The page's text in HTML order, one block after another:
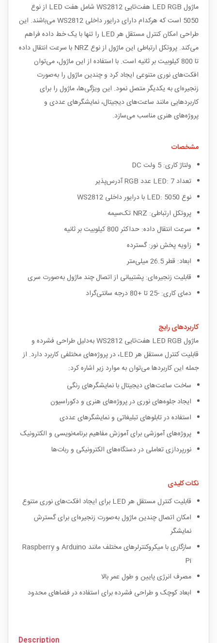
ماژول LED RGB هفت‌تایی WS2812 شامل هفت LED از نوع
5050 است که هرکدام دارای درایور داخلی WS2812 می‌باشند. این
طراحی امکان کنترل مستقل هر LED را تنها با یک خط داده فراهم
می‌کند. پروتکل ارتباطی این ماژول از نوع NRZ با سرعت انتقال داده
تا 800 کیلوبیت بر ثانیه است. با استفاده از این ماژول، می‌توان
افکت‌های نوری متنوعی ایجاد کرد و چندین ماژول را به‌صورت
زنجیره‌ای به یکدیگر متصل نمود. این ویژگی‌ها، ماژول را برای
کاربردهایی مانند ساعت‌های دیجیتال، نمایشگرهای عددی و
پروژه‌های هنری مناسب می‌سازد.
مشخصات
ولتاژ کاری: 5 ولت DC
تعداد LED: 7 عدد RGB آدرس‌پذیر
نوع LED: 5050 با درایور داخلی WS2812
پروتکل ارتباطی: NRZ تک‌سیمه
سرعت انتقال داده: حداکثر 800 کیلوبیت بر ثانیه
زاویه پخش نور: گسترده
ابعاد: قطر 26.5 میلی‌متر
قابلیت زنجیره‌ای: پشتیبانی از اتصال چند ماژول به‌صورت سری
دمای کاری: -25 تا +80 درجه سانتی‌گراد
کاربردهای رایج
ماژول LED RGB هفت‌تایی WS2812 به‌دلیل طراحی فشرده و
قابلیت کنترل مستقل هر LED، در پروژه‌های مختلفی کاربرد دارد. از
جمله این کاربردها می‌توان به موارد زیر اشاره کرد:
ساخت ساعت‌های دیجیتال با نمایشگرهای رنگی
ایجاد جلوه‌های نوری در پروژه‌های هنری و دکوراسیون
استفاده در تابلوهای تبلیغاتی و نمایشگرهای عددی
پروژه‌های آموزشی برای آموزش مفاهیم برنامه‌نویسی و الکترونیک
نورپردازی تعاملی در دستگاه‌های الکترونیکی و ربات‌ها
نکات کلیدی
قابلیت کنترل مستقل هر LED برای ایجاد افکت‌های نوری متنوع
امکان اتصال چندین ماژول به‌صورت زنجیره‌ای برای گسترش
نمایشگر
سازگاری با میکروکنترلرهای مختلف مانند Arduino و Raspberry
Pi
مصرف انرژی پایین و طول عمر بالا
ابعاد کوچک و طراحی فشرده برای استفاده در فضاهای محدود
Description